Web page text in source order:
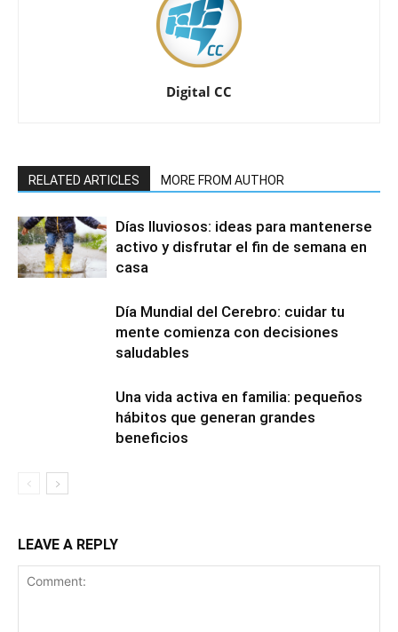
Digital CC
RELATED ARTICLES MORE FROM AUTHOR
Días lluviosos: ideas para mantenerse
activo y disfrutar el fin de semana en
casa
Día Mundial del Cerebro: cuidar tu
mente comienza con decisiones
saludables
Una vida activa en familia: pequeños
hábitos que generan grandes
beneficios
LEAVE A REPLY